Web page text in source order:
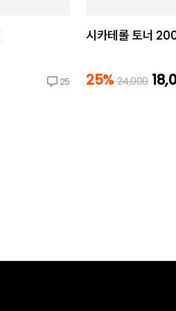
25
시카테롤 토너
25% 24,000